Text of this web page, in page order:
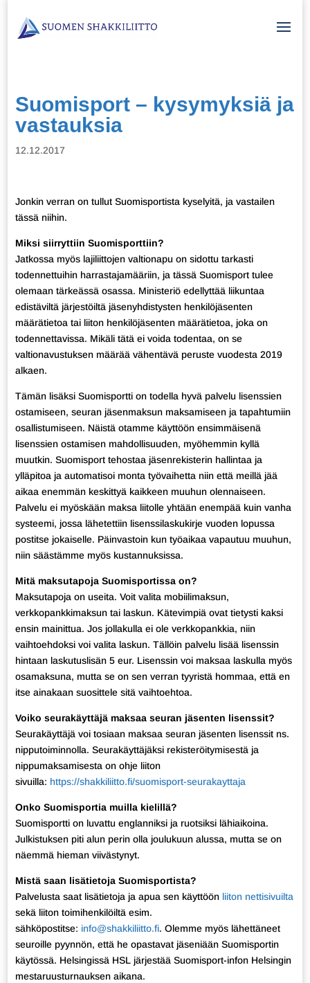
Suomisport – kysymyksiä ja
vastauksia
12.12.2017
Jonkin verran on tullut Suomisportista kyselyitä, ja vastailen
tässä niihin.
Miksi siirryttiin Suomisporttiin?
Jatkossa myös lajiliittojen valtionapu on sidottu tarkasti
todennettuihin harrastajamääriin, ja tässä Suomisport tulee
olemaan tärkeässä osassa. Ministeriö edellyttää liikuntaa
edistäviltä järjestöiltä jäsenyhdistysten henkilöjäsenten
määrätietoa tai liiton henkilöjäsenten määrätietoa, joka on
todennettavissa. Mikäli tätä ei voida todentaa, on se
valtionavustuksen määrää vähentävä peruste vuodesta 2019
alkaen.
Tämän lisäksi Suomisportti on todella hyvä palvelu lisenssien
ostamiseen, seuran jäsenmaksun maksamiseen ja tapahtumiin
osallistumiseen. Näistä otamme käyttöön ensimmäisenä
lisenssien ostamisen mahdollisuuden, myöhemmin kyllä
muutkin. Suomisport tehostaa jäsenrekisterin hallintaa ja
ylläpitoa ja automatisoi monta työvaihetta niin että meillä jää
aikaa enemmän keskittyä kaikkeen muuhun olennaiseen.
Palvelu ei myöskään maksa liitolle yhtään enempää kuin vanha
systeemi, jossa lähetettiin lisenssilaskukirje vuoden lopussa
postitse jokaiselle. Päinvastoin kun työaikaa vapautuu muuhun,
niin säästämme myös kustannuksissa.
Mitä maksutapoja Suomisportissa on?
Maksutapoja on useita. Voit valita mobiilimaksun,
verkkopankkimaksun tai laskun. Kätevimpiä ovat tietysti kaksi
ensin mainittua. Jos jollakulla ei ole verkkopankkia, niin
vaihtoehdoksi voi valita laskun. Tällöin palvelu lisää lisenssin
hintaan laskutuslisän 5 eur. Lisenssin voi maksaa laskulla myös
osamaksuna, mutta se on sen verran tyyristä hommaa, että en
itse ainakaan suosittele sitä vaihtoehtoa.
Voiko seurakäyttäjä maksaa seuran jäsenten lisenssit?
Seurakäyttäjä voi tosiaan maksaa seuran jäsenten lisenssit ns.
nipputoiminnolla. Seurakäyttäjäksi rekisteröitymisestä ja
nippumaksamisesta on ohje liiton
sivuilla: https://shakkiliitto.fi/suomisport-seurakayttaja
Onko Suomisportia muilla kielillä?
Suomisportti on luvattu englanniksi ja ruotsiksi lähiaikoina.
Julkistuksen piti alun perin olla joulukuun alussa, mutta se on
näemmä hieman viivästynyt.
Mistä saan lisätietoja Suomisportista?
Palvelusta saat lisätietoja ja apua sen käyttöön liiton nettisivuilta
sekä liiton toimihenkilöiltä esim.
sähköpostitse: info@shakkiliitto.fi. Olemme myös lähettäneet
seuroille pyynnön, että he opastavat jäseniään Suomisportin
käytössä. Helsingissä HSL järjestää Suomisport-infon Helsingin
mestaruusturnauksen aikana.